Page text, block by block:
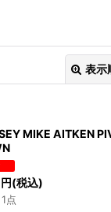
表示
MIKE AITKEN
円(税込)
点